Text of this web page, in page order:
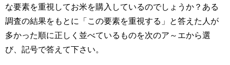
な要素を重視してお米を購入しているのでしょうか？ある
調査の結果をもとに「この要素を重視する」と答えた人が
多かった順に正しく並べているものを次のア～エから選
び、記号で答えて下さい。